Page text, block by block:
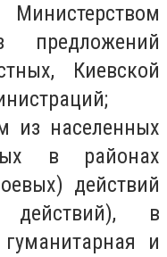
Киевской
из населенных
в районах
действий
действий), в
и